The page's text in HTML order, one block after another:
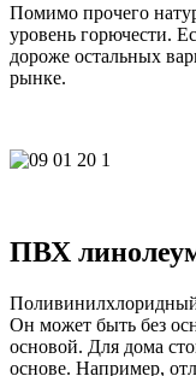
Помимо прочего
уровень горючести.
дороже остальных
рынке.
ПВХ
Он может быть без
основой. Для дома
основе. Например,